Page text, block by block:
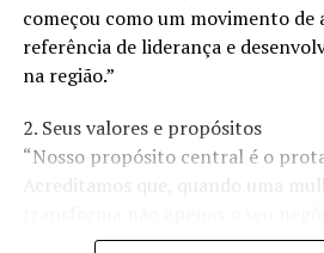
começou como um movimento
referência de liderança e
na região.”
2. Seus valores e propósitos
“Nosso propósito central é o
Acreditamos que, quando uma
comunidade. Nossos valores são